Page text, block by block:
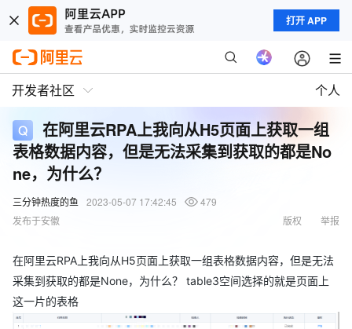
打开 APP
开发者社区 个人
在阿里云RPA上我向从H5页面上获取一组
表格数据内容，但是无法采集到获取的都是No
ne，为什么？
三分钟热度的鱼 2023-05-07 17:42:45
479
发布于安徽
举报
版权
在阿里云RPA上我向从H5页面上获取一组表格数据内容，但是无法
采集到获取的都是None，为什么？ table3空间选择的就是页面上
这一片的表格